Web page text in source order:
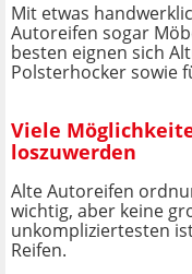
Mit etwas
Autoreifen sogar
besten eignen sich
Polsterhocker sowie
Viele
loszuwerden
Alte Autoreifen
wichtig, aber keine
unkompliziertesten
Reifen.